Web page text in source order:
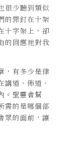
很少聽到類似
的罪釘在十架
十字架上，卻
的回應祂對我
，有多少是律
道、佈道、
。聖靈會幫
需的是哪個部
眾的面前，讓